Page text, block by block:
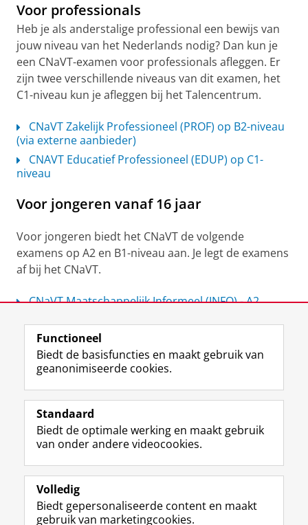
volgen. In zes weken bereid je je goed voor op
het examen. Het examen zelf leg je af bij DUO.
Online examentraining
Proefexamen NT2-II
Afleggen Staatsexamen (via externe
afleggen? Bij het Talencentrum kun je
daarvoor eerst een online examentraining
volgen. In zes weken bereid je je goed voor op
het examen. Het examen zelf leg je af bij DUO.
Online examentraining
aanbieder)
Voor professionals
Heb je als anderstalige professional een bewijs van
jouw niveau van het Nederlands nodig? Dan kun je
een CNaVT-examen voor professionals afleggen. Er
zijn twee verschillende niveaus van dit examen, het
C1-niveau kun je afleggen bij het Talencentrum.
CNaVT Zakelijk Professioneel (PROF) op B2-niveau
(via externe aanbieder)
CNAVT Educatief Professioneel (EDUP) op C1-
niveau
Voor jongeren vanaf 16 jaar
Voor jongeren biedt het CNaVT de volgende
examens op A2 en B1-niveau aan. Je legt de examens
af bij het CNaVT.
CNaVT Maatschappelijk Informeel (INFO) - A2
Laatst gewijzigd: 21 januari 2026 16:02
Volg ons op
a
c
b
k
n
s
a
a
i
e
n
o
u
-
Meer info
Contact
Functioneel
Biedt de basisfuncties en maakt gebruik van
geanonimiseerde cookies.
Standaard
Biedt de optimale werking en maakt gebruik
van onder andere videocookies.
Volledig
Biedt gepersonaliseerde content en maakt
gebruik van marketingcookies.